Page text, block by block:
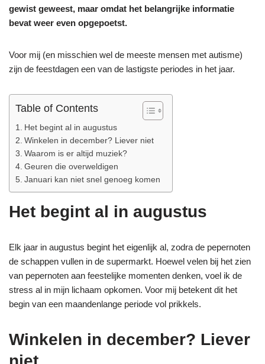
gewist geweest, maar omdat het belangrijke informatie
bevat weer even opgepoetst.
Voor mij (en misschien wel de meeste mensen met autisme)
zijn de feestdagen een van de lastigste periodes in het jaar.
Table of Contents
Het begint al in augustus
Winkelen in december? Liever niet
Waarom is er altijd muziek?
Geuren die overweldigen
Januari kan niet snel genoeg komen
Het begint al in augustus
Elk jaar in augustus begint het eigenlijk al, zodra de pepernoten
de schappen vullen in de supermarkt. Hoewel velen bij het zien
van pepernoten aan feestelijke momenten denken, voel ik de
stress al in mijn lichaam opkomen. Voor mij betekent dit het
begin van een maandenlange periode vol prikkels.
Winkelen in december? Liever